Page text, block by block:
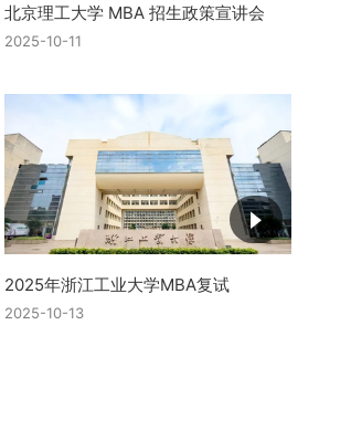
北京理工大学 MBA 招生政策宣讲会
2025-10-11
2025年浙江工业大学MBA复试
2025-10-13